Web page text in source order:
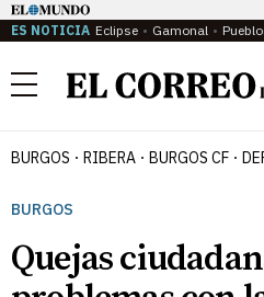
ES NOTICIA Eclipse Gamonal
Menú
BURGOS RIBERA BURGOS CF
BURGOS
Quejas